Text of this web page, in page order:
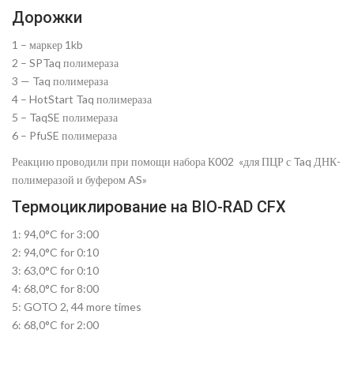
Дорожки
1 – маркер 1kb
2 – SPTaq полимераза
3 — Taq полимераза
4 – HotStart Taq полимераза
5 – TaqSE полимераза
6 – PfuSE полимераза
Реакцию проводили при помощи набора К002 «для ПЦР с Taq ДНК-
полимеразой и буфером AS»
Термоциклирование на BIO-RAD CFX
1: 94,0°C for 3:00
2: 94,0°C for 0:10
3: 63,0°C for 0:10
4: 68,0°C for 8:00
5: GOTO 2, 44 more times
6: 68,0°C for 2:00